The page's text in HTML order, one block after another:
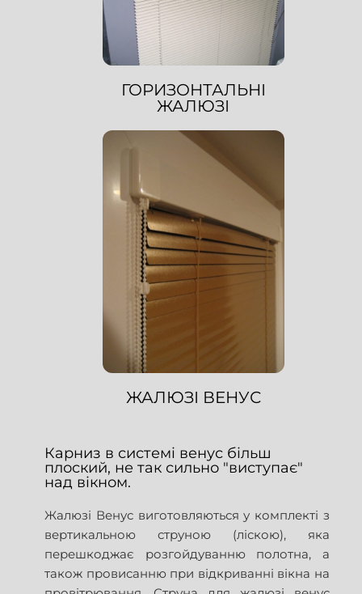
ГОРИЗОНТАЛЬНІ
ЖАЛЮЗІ
ЖАЛЮЗІ ВЕНУС
Карниз в системі венус більш
плоский, не так сильно "виступає"
над вікном.
Жалюзі Венус виготовляються у комплекті з
вертикальною струною (ліскою), яка
перешкоджає розгойдуванню полотна, а
також провисанню при відкриванні вікна на